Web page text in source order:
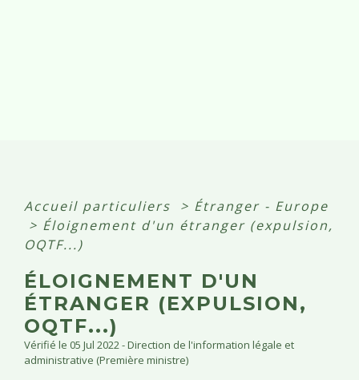
Accueil particuliers > Étranger - Europe
> Éloignement d'un étranger (expulsion,
OQTF...)
ÉLOIGNEMENT D'UN
ÉTRANGER (EXPULSION,
OQTF...)
Vérifié le 05 Jul 2022 - Direction de l'information légale et
administrative (Première ministre)